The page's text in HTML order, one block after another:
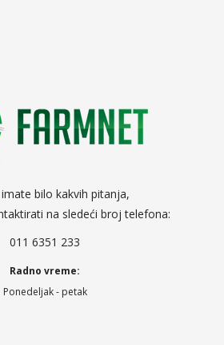
bilo kakvih pitanja,
na sledeći broj telefona:
011 6351 233
Radno vreme:
Ponedeljak - petak